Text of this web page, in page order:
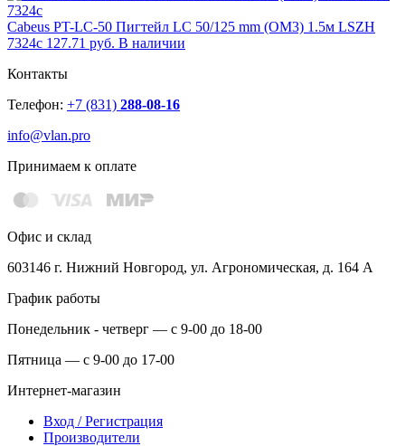
Cabeus PT-LC-50 Пигтейл LC 50/125 mm (OM3) 1.5м LSZH
7324c 127.71 руб. В наличии
Контакты
Телефон: +7 (831) 288-08-16
info@vlan.pro
Принимаем к оплате
Офис и склад
603146 г. Нижний Новгород, ул. Агрономическая, д. 164 А
График работы
Понедельник - четверг — с 9-00 до 18-00
Пятница — с 9-00 до 17-00
Интернет-магазин
Вход / Регистрация
Производители